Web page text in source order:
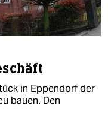
in Eppendorf der
bauen. Den